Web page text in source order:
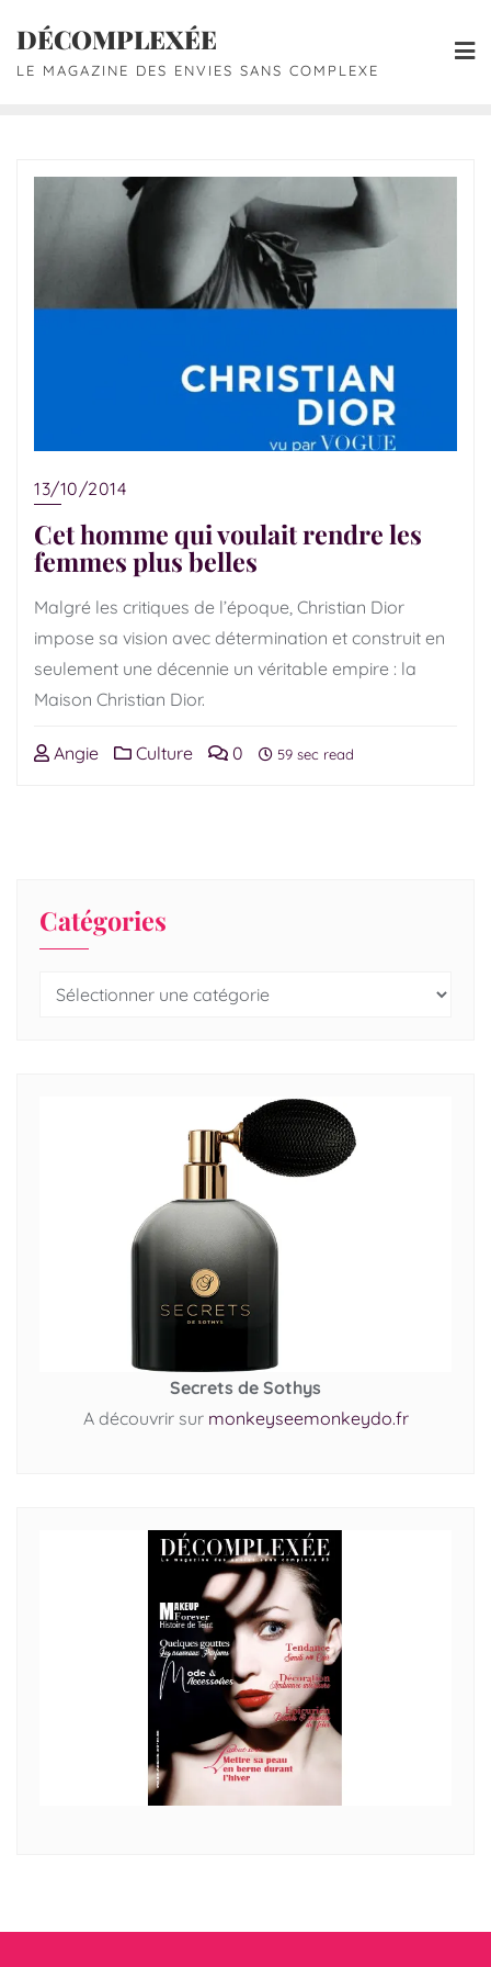
DÉCOMPLEXÉE
LE MAGAZINE DES ENVIES SANS COMPLEXE
13/10/2014
Cet homme qui voulait rendre les
femmes plus belles
Malgré les critiques de l’époque, Christian Dior
impose sa vision avec détermination et construit en
seulement une décennie un véritable empire : la
Maison Christian Dior.
Angie Culture 0 59 sec read
Catégories
Secrets de Sothys
A découvrir sur monkeyseemonkeydo.fr